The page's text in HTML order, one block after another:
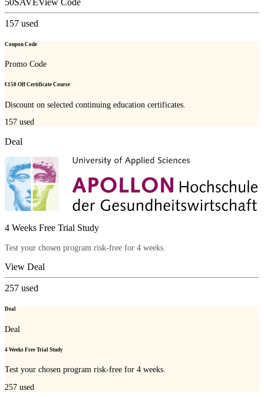
157 used
Coupon Code
Promo Code
€150 Off Certificate Course
Discount on selected continuing education certificates.
157 used
Deal
4 Weeks Free Trial Study
Test your chosen program risk-free for 4 weeks.
View Deal
257 used
Deal
Deal
4 Weeks Free Trial Study
Test your chosen program risk-free for 4 weeks.
257 used